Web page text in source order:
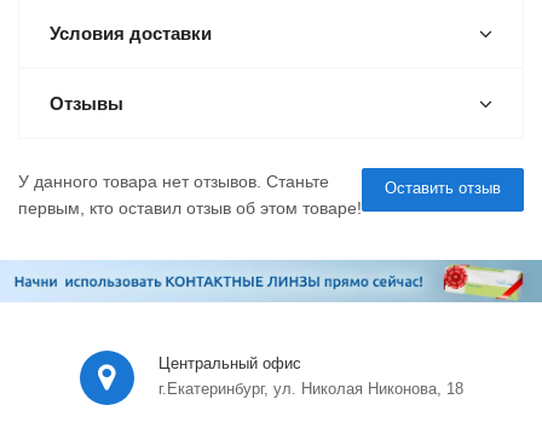
Условия доставки
Отзывы
Оставить отзыв
У данного товара нет отзывов. Станьте
первым, кто оставил отзыв об этом товаре!
Центральный офис
г.Екатеринбург, ул. Николая Никонова, 18